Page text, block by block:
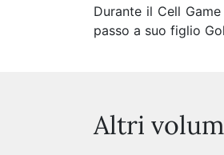
Durante il Cell
passo a suo figlio
Altri